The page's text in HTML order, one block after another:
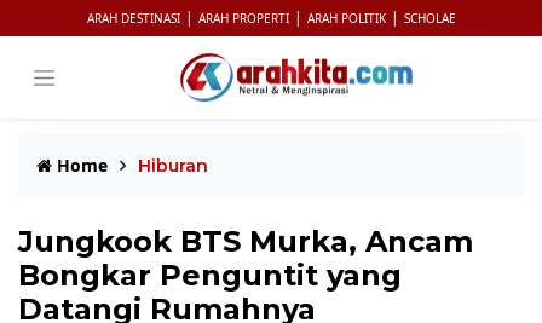
ARAH DESTINASI | ARAH PROPERTI | ARAH POLITIK | SCHOLAE
Home Hiburan
Jungkook BTS Murka, Ancam
Bongkar Penguntit yang
Datangi Rumahnya